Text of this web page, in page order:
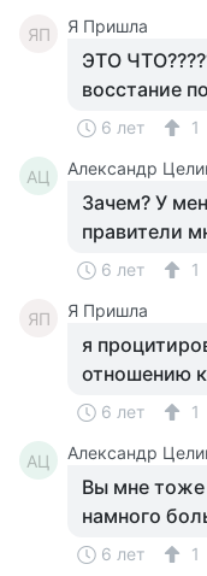
ЯП Я Пришла
ЭТО
восстание
6 лет 1
АЦ Александр
Зачем? У
правители
6 лет 1
ЯП Я Пришла
я
отношению
6 лет 1
АЦ Александр
Вы мне тоже
намного
6 лет 1